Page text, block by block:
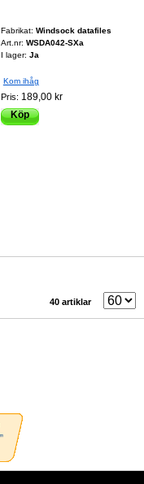
Fabrikat: Windsock datafiles
Art.nr: WSDA042-SXa
I lager: Ja
Kom ihåg
Pris: 189,00 kr
Köp
40 artiklar